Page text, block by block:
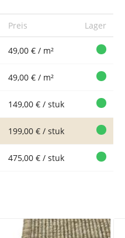
Preis Lager
49,00 € / m²
49,00 € / m²
149,00 € / stuk
199,00 € / stuk
475,00 € / stuk